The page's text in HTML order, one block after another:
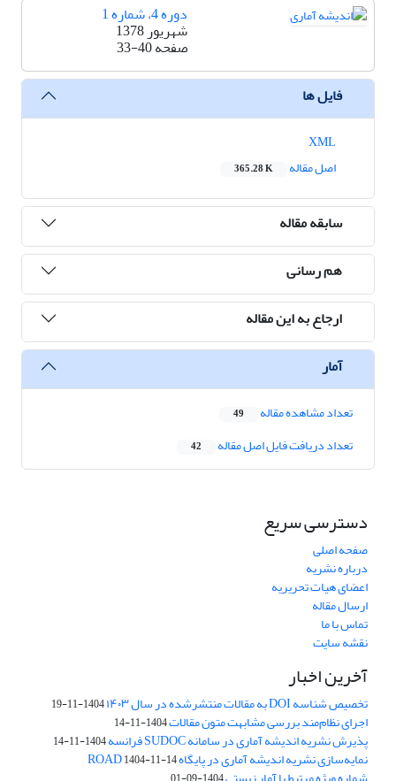
دوره 4، شماره 1
شهریور 1378
صفحه33-40
فایل ها
اصل مقاله
365.28 K
سابقه مقاله
هم رسانی
ارجاع به این مقاله
آمار
تعداد مشاهده مقاله 49
تعداد دریافت فایل اصل مقاله 42
دسترسی سریع
صفحه اصلی
درباره نشریه
اعضای هیات تحریریه
ارسال مقاله
تماس با ما
نقشه سایت
آخرین اخبار
تخصیص شناسه DOI به مقالات منتشرشده در سال ۱۴۰۳ 1404-11-19
اجرای نظام‌مند بررسی مشابهت متون مقالات1404-11-14
پذیرش نشریه اندیشه آماری در سامانه SUDOC فرانسه 1404-11-14
نمایه‌سازی نشریه اندیشه آماری در پایگاه ROAD1404-11-14